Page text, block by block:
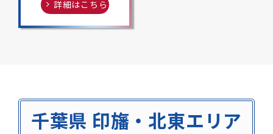
詳細はこちら
千葉県 印旛・北東エリア